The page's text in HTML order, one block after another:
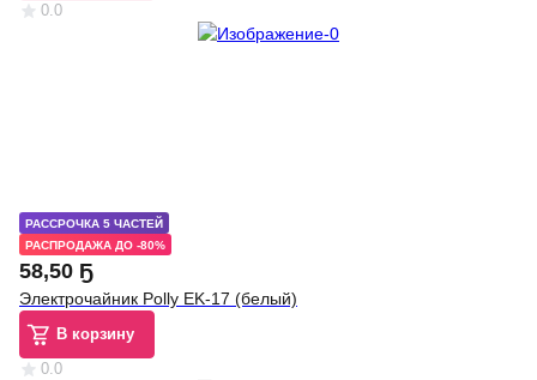
0.0
РАССРОЧКА 5 ЧАСТЕЙ
РАСПРОДАЖА ДО -80%
58,50 Ҕ
Электрочайник Polly EK-17 (белый)
В корзину
0.0